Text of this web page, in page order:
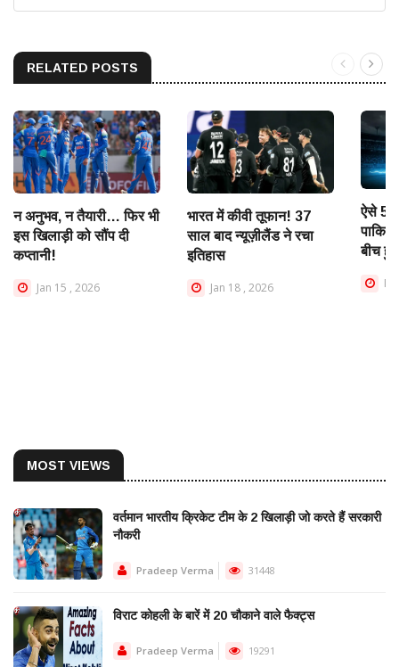
RELATED POSTS
न अनुभव, न तैयारी… फिर भी
इस खिलाड़ी को सौंप दी
कप्तानी!
Jan 15 , 2026
भारत में कीवी तूफान! 37
साल बाद न्यूज़ीलैंड ने रचा
इतिहास
Jan 18 , 2026
ऐसे 5
बीच
MOST VIEWS
वर्तमान भारतीय क्रिकेट टीम के 2 खिलाड़ी जो करते हैं सरकारी
नौकरी
Pradeep Verma 31448
विराट कोहली के बारें में 20 चौकाने वाले फैक्ट्स
Pradeep Verma 19291